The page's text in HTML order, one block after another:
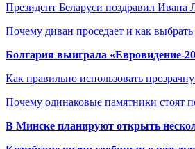
Президент Беларуси поздравил
Почему диван проседает и как
Болгария выиграла «Евровидение-
Как правильно использовать
Почему одинаковые памятники стоят
В Минске планируют открыть